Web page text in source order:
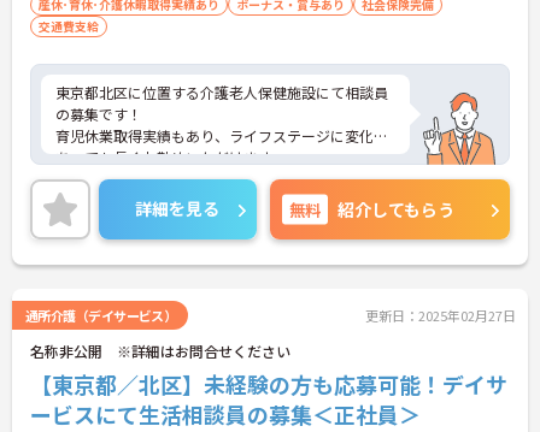
産休･育休･介護休暇取得実績あり ボーナス・賞与あり
社会保険完備
交通費支給
東京都北区に位置する介護老人保健施設にて相談員
の募集です！
育児休業取得実績もあり、ライフステージに変化が
あっても長くお勤めいただけます。
ご興味ある方には、面接対策ポイントなど、さらに
詳細をお話しいたしますのでお気軽にご相談くださ
い！
詳細を見る 無料 紹介してもらう
通所介護（デイサービス） 更新日：2025年02月27日
名称非公開 ※詳細はお問合せください
【東京都／北区】未経験の方も応募可能！デイサ
ービスにて生活相談員の募集＜正社員＞